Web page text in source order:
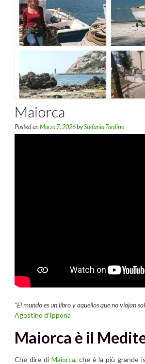
Maiorca
Posted on Marzo 7, 2026byStefania Tardino
“El mundo es un libro y aquellos que no viajan
Agostino d’Ippona
Maiorca è il
Che dire di Maiorca, che è la più grande